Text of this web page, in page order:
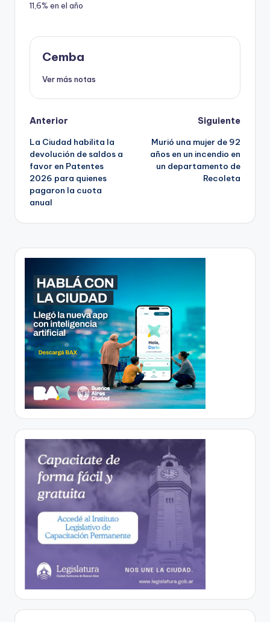
11,6% en el año
Cemba
Ver más notas
Post
navigation
Anterior
La Ciudad habilita la
devolución de saldos a
favor en Patentes
2026 para quienes
pagaron la cuota
anual
Siguiente
Murió una mujer de 92
años en un incendio en
un departamento de
Recoleta